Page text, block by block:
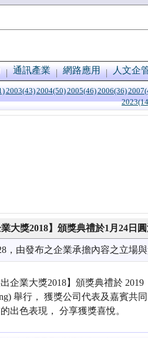
通訊產業 網路應用 人文企
2003(43)2004(50)2005(46)2006(36)
大獎2018】頒獎典禮於1月24日
，由發布之企業承擔內容之立場
企業大獎2018】頒獎典禮於 2019
舉行， 獲獎公司代表及嘉賓共同
出色表現， 分享獲獎喜悅。